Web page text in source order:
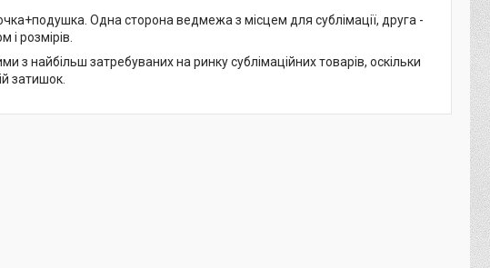
Одна сторона ведмежа з місцем для сублімації, друга -
розмірів.
найбільш затребуваних на ринку сублімаційних товарів, оскільки
затишок.